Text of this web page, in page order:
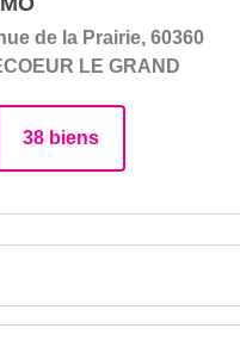
de la Prairie, 60360
LE GRAND
38 biens